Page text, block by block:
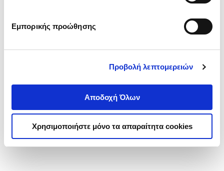
Εμπορικής προώθησης
Προβολή λεπτομερειών
Αποδοχή Όλων
Χρησιμοποιήστε μόνο τα απαραίτητα cookies